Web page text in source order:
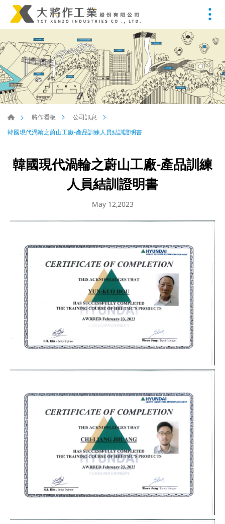
將作看板
公司訊息
韓國現代渦輪之蔚山工廠-產品訓練人員結訓證明書
韓國現代渦輪之蔚山工廠-產品訓練
人員結訓證明書
May 12,2023